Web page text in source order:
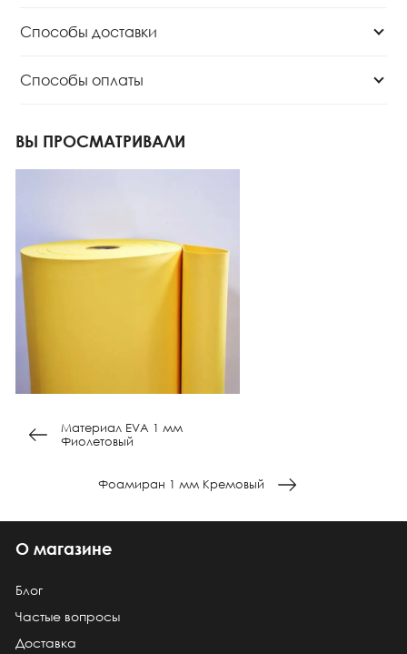
Способы доставки
Способы оплаты
ВЫ ПРОСМАТРИВАЛИ
Материал EVA 1 мм
Фиолетовый
Фоамиран 1 мм Кремовый
О магазине
Блог
Частые вопросы
Доставка